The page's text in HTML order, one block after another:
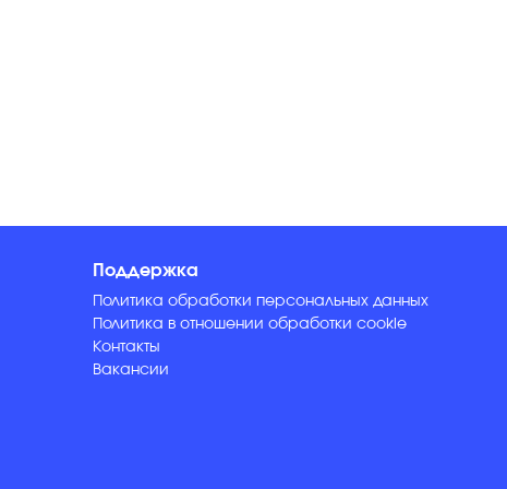
Поддержка
Политика обработки персональных данных
Политика в отношении обработки cookie
Контакты
Вакансии